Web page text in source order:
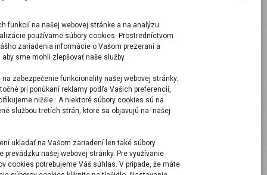
funkcií na našej webovej stránke a na analýzu
používame súbory cookies. Prostredníctvom
zariadenia informácie o Vašom prezeraní a
sme mohli zlepšovať naše služby.
zabezpečenie funkcionality našej webovej stránky.
pri ponúkaní reklamy podľa Vašich preferencií,
nižšie. A niektoré súbory cookies sú na
službou tretích strán, ktoré sa objavujú na našej
ukladať na Vašom zariadení len také súbory
prevádzku našej webovej stránky. Pre využívanie
cookies potrebujeme Váš súhlas. V prípade, že máte